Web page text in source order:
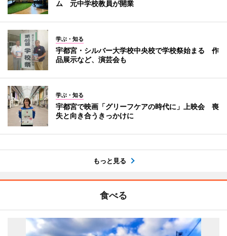
ム 元中学校教員が開業
学ぶ・知る
宇都宮・シルバー大学校中央校で学校祭始まる 作
品展示など、演芸会も
学ぶ・知る
宇都宮で映画「グリーフケアの時代に」上映会 喪
失と向き合うきっかけに
もっと見る
食べる